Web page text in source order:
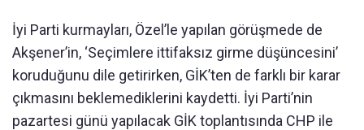
İyi Parti kurmayları, Özel’le yapılan görüşmede de
Akşener’in, ‘Seçimlere ittifaksız girme düşüncesini’
koruduğunu dile getirirken, GİK’ten de farklı bir karar
çıkmasını beklemediklerini kaydetti. İyi Parti’nin
pazartesi günü yapılacak GİK toplantısında CHP ile